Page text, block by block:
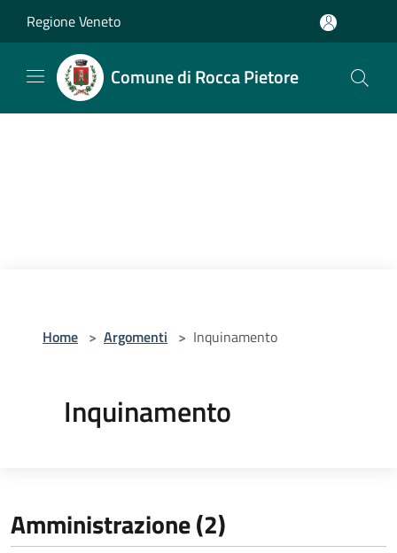
Regione Veneto
Comune di Rocca Pietore
Home > Argomenti > Inquinamento
Inquinamento
Amministrazione (2)